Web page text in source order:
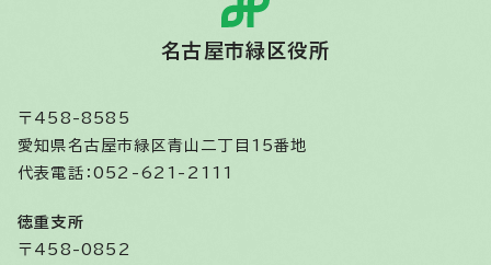
名古屋市緑区役所
〒458-8585
愛知県名古屋市緑区青山二丁目15番地
代表電話：052-621-2111
徳重支所
〒458-0852